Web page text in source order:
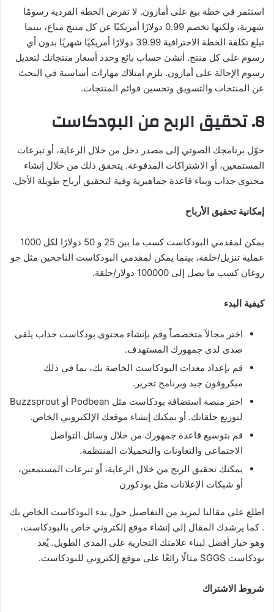
استثمر في خطة بيع على أمازون. لا تفرض الخطة الفردية رسومًا
شهرية، ولكنها تخصم 0.99 دولارًا أمريكيًا عن كل منتج مباع، بينما
تبلغ تكلفة الخطة الاحترافية 39.99 دولارًا أمريكيًا شهريًا بدون أي
رسوم على كل منتج. أنشئ حساب بائع وحدد أسعار منتجاتك لتعديل
رسوم الإحالة على أمازون. يلزم امتلاك مهارات أساسية في البحث
عن المنتجات والتسويق وتحسين قوائم المنتجات.
8. تحقيق الربح من البودكاست
حوّل برنامجك الصوتي إلى مصدر دخل من خلال الرعاية، أو تبرعات
المستمعين، أو الاشتراكات المدفوعة. يتحقق ذلك من خلال إنشاء
محتوى جذاب وبناء قاعدة جماهيرية وفية لتحقيق أرباح طويلة الأجل.
إمكانية تحقيق الأرباح
يمكن لمقدمي البودكاست كسب ما بين 25 و 50 دولارًا لكل 1000
عملية تنزيل/حلقة، بينما يمكن لمقدمي البودكاست الناجحين مثل جو
روغان كسب ما يصل إلى 100000 دولار/حلقة.
كيفية البدء
اختر مجالاً متخصصاً وقم بإنشاء محتوى بودكاست جذاب يلقى
صدى لدى جمهورك المستهدف.
قم بإعداد معدات البودكاست الخاصة بك، بما في ذلك
ميكروفون جيد وبرنامج تحرير.
اختر منصة استضافة بودكاست مثل Podbean أو Buzzsprout
لتوزيع حلقاتك. أو يمكنك إنشاء موقعك الإلكتروني الخاص.
قم بتوسيع قاعدة جمهورك من خلال وسائل التواصل
الاجتماعي والتعاونات والتحميلات المنتظمة.
يمكنك تحقيق الربح من خلال الرعاية، أو تبرعات المستمعين،
أو شبكات الإعلانات مثل بودكورن
اطلع على مقالنا لمزيد من التفاصيل حول بدء البودكاست الخاص بك
. كما يرشدك المقال إلى إنشاء موقع إلكتروني خاص بالبودكاست،
وهو خيار أفضل لبناء علامتك التجارية على المدى الطويل. يُعد
بودكاست SGGS مثالًا رائعًا على موقع إلكتروني للبودكاست.
شروط الاشتراك